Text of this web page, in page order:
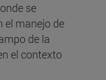
se
el manejo de
de la
el contexto